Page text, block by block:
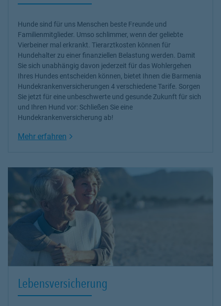
Hunde sind für uns Menschen beste Freunde und
Familienmitglieder. Umso schlimmer, wenn der geliebte
Vierbeiner mal erkrankt. Tierarztkosten können für
Hundehalter zu einer finanziellen Belastung werden . Damit
Sie sich unabhängig davon jederzeit für das Wohlergehen
Ihres Hundes entscheiden können, bietet Ihnen die Barmenia
Hundekrankenversicherungen 4 verschiedene Tarife. Sorgen
Sie jetzt für eine unbeschwerte und gesunde Zukunft für sich
und Ihren Hund vor: Schließen Sie eine
Hundekrankenversicherung ab!
Mehr erfahren Link Opens in New Tab
Lebensversicherung